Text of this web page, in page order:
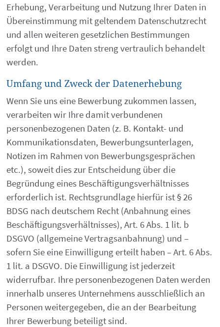
Erhebung, Verarbeitung und Nutzung Ihrer Daten in
Übereinstimmung mit geltendem Datenschutzrecht
und allen weiteren gesetzlichen Bestimmungen
erfolgt und Ihre Daten streng vertraulich behandelt
werden.
Umfang und Zweck der Datenerhebung
Wenn Sie uns eine Bewerbung zukommen lassen,
verarbeiten wir Ihre damit verbundenen
personenbezogenen Daten (z. B. Kontakt- und
Kommunikationsdaten, Bewerbungsunterlagen,
Notizen im Rahmen von Bewerbungsgesprächen
etc.), soweit dies zur Entscheidung über die
Begründung eines Beschäftigungsverhältnisses
erforderlich ist. Rechtsgrundlage hierfür ist § 26
BDSG nach deutschem Recht (Anbahnung eines
Beschäftigungsverhältnisses), Art. 6 Abs. 1 lit. b
DSGVO (allgemeine Vertragsanbahnung) und –
sofern Sie eine Einwilligung erteilt haben – Art. 6 Abs.
1 lit. a DSGVO. Die Einwilligung ist jederzeit
widerrufbar. Ihre personenbezogenen Daten werden
innerhalb unseres Unternehmens ausschließlich an
Personen weitergegeben, die an der Bearbeitung
Ihrer Bewerbung beteiligt sind.